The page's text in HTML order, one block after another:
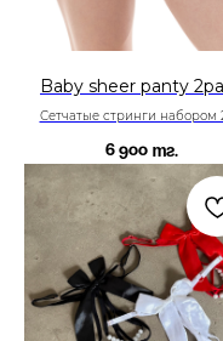
Baby sheer panty
Сетчатые стринги набором
6 900 тг.